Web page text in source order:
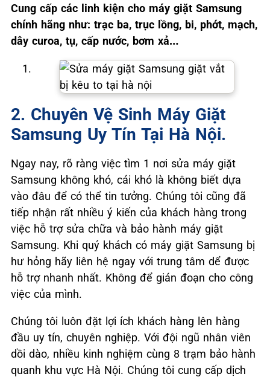
Cung cấp các linh kiện cho máy giặt Samsung
chính hãng như: trạc ba, trục lồng, bi, phớt, mạch,
dây curoa, tụ, cấp nước, bơm xả…
2. Chuyên Vệ Sinh Máy Giặt
Samsung Uy Tín Tại Hà Nội.
Ngay nay, rõ ràng việc tìm 1 nơi sửa máy giặt
Samsung không khó, cái khó là không biết dựa
vào đâu để có thể tin tưởng. Chúng tôi cũng đã
tiếp nhận rất nhiều ý kiến của khách hàng trong
việc hỗ trợ sửa chữa và bảo hành máy giặt
Samsung. Khi quý khách có máy giặt Samsung bị
hư hỏng hãy liên hệ ngay với trung tâm dể được
hỗ trợ nhanh nhất. Không để gián đoạn cho công
việc của mình.
Chúng tôi luôn đặt lợi ích khách hàng lên hàng
đầu uy tín, chuyên nghiệp. Với đội ngũ nhân viên
dồi dào, nhiều kinh nghiệm cùng 8 trạm bảo hành
quanh khu vực Hà Nội. Chúng tôi cung cấp dịch